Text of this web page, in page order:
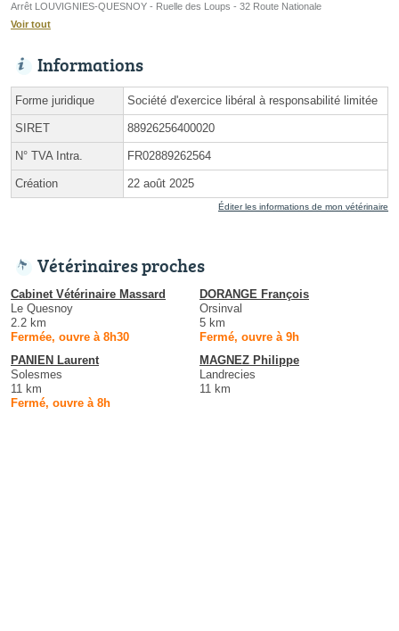
Arrêt LOUVIGNIES-QUESNOY - Ruelle des Loups - 32 Route Nationale
Voir tout
Informations
Forme juridique Société d'exercice libéral à responsabilité limitée
SIRET 88926256400020
N° TVA Intra. FR02889262564
Création 22 août 2025
Éditer les informations de mon vétérinaire
Vétérinaires proches
Cabinet Vétérinaire Massard
Le Quesnoy
2.2 km
Fermée, ouvre à 8h30
DORANGE François
Orsinval
5 km
Fermé, ouvre à 9h
PANIEN Laurent
Solesmes
11 km
Fermé, ouvre à 8h
MAGNEZ Philippe
Landrecies
11 km